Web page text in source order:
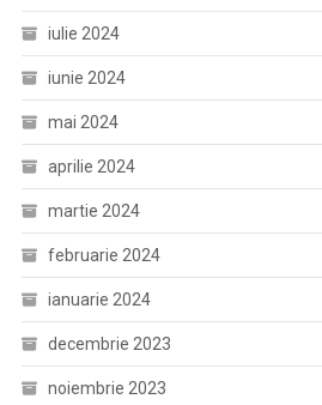
iulie 2024
iunie 2024
mai 2024
aprilie 2024
martie 2024
februarie 2024
ianuarie 2024
decembrie 2023
noiembrie 2023